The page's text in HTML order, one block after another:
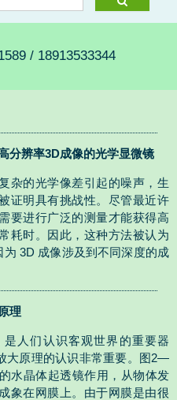
/ 18913533344
分辨率3D成像的光学显微镜
杂的光学像差引起的噪声，生
证明具有挑战性。尽管最近许
要进行广泛的测量才能获得高
耗时。因此，这种方法被认为
3D 成像涉及到不同深度的成
理
人们认识客观世界的重要器
大原理的认识非常重要。图2—
水晶体起透镜作用，从物体发
象在网膜上。由于网膜是由很